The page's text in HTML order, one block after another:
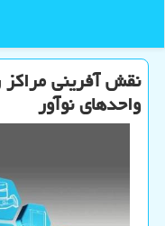
نقش آفرینی
واحدهای نوآور